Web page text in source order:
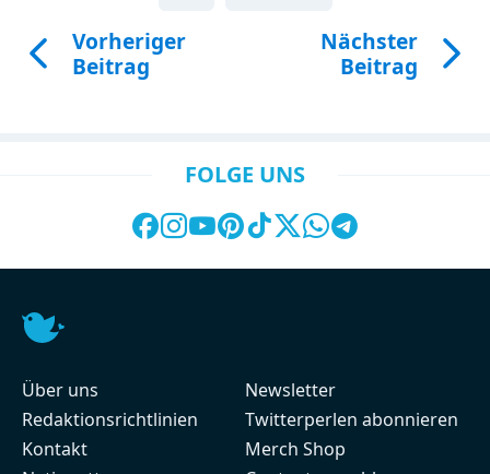
Vorheriger
Beitrag
Nächster
Beitrag
FOLGE UNS
Über uns
Redaktionsrichtlinien
Kontakt
Newsletter
Twitterperlen abonnieren
Merch Shop